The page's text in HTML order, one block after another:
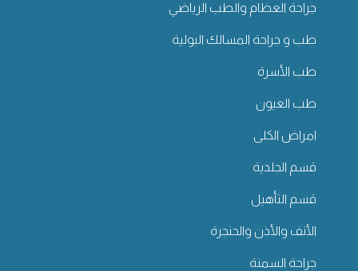
جراحة العظام والطب الرياضي
طب و جراحة المسالك البولية
طب الأسرة
طب العيون
امراض الكلى
قسم الجلدية
قسم التأهيل
الأنف والأذن والحنجرة
جراحة السمنة